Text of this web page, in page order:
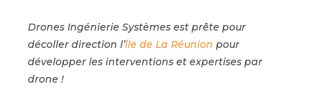
Drones Ingénierie Systèmes est prête pour
décoller direction l’île de La Réunion pour
développer les interventions et expertises par
drone !